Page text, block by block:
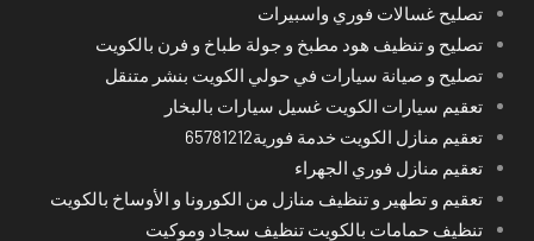
تصليح غسالات فوري واسبيرات
تصليح و تنظيف هود مطبخ و جولة طباخ و فرن بالكويت
تصليح و صيانة سيارات في حولي الكويت بنشر متنقل
تعقيم سيارات الكويت غسيل سيارات بالبخار
تعقيم منازل الكويت خدمة فورية65781212
تعقيم منازل فوري الجهراء
تعقيم و تطهير و تنظيف منازل من الكورونا و الأوساخ بالكويت
تنظيف حمامات بالكويت تنظيف سجاد وموكيت